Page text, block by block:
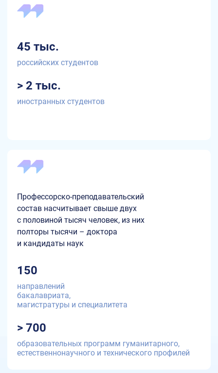
45 тыс.
российских студентов
> 2 тыс.
иностранных студентов
Профессорско-преподавательский
состав насчитывает свыше двух
с половиной тысяч человек, из них
полторы тысячи – доктора
и кандидаты наук
150
направлений
бакалавриата,
магистратуры и специалитета
> 700
образовательных программ гуманитарного,
естественнонаучного и технического профилей